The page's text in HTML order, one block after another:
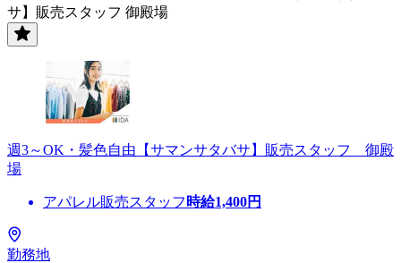
サ】販売スタッフ 御殿場
週3～OK・髪色自由【サマンサタバサ】販売スタッフ 御殿
場
アパレル販売スタッフ 時給1,400円
勤務地